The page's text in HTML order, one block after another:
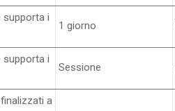
supporta i
1 giorno
supporta i
Sessione
a